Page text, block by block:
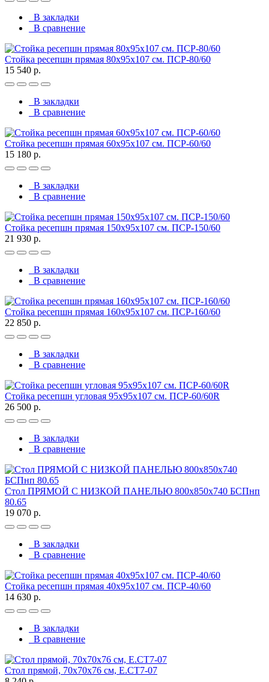
В закладки
В сравнение
Стойка ресепшн прямая 80х95х107 см. ПСР-80/60
15 540 р.
В закладки
В сравнение
Стойка ресепшн прямая 60х95х107 см. ПСР-60/60
15 180 р.
В закладки
В сравнение
Стойка ресепшн прямая 150х95х107 см. ПСР-150/60
21 930 р.
В закладки
В сравнение
Стойка ресепшн прямая 160х95х107 см. ПСР-160/60
22 850 р.
В закладки
В сравнение
Стойка ресепшн угловая 95х95х107 см. ПСР-60/60R
26 500 р.
В закладки
В сравнение
Стол ПРЯМОЙ С НИЗКОЙ ПАНЕЛЬЮ 800х850х740 БСПнп
80.65
19 070 р.
В закладки
В сравнение
Стойка ресепшн прямая 40х95х107 см. ПСР-40/60
14 630 р.
В закладки
В сравнение
Стол прямой, 70x70x76 см, Е.СТ7-07